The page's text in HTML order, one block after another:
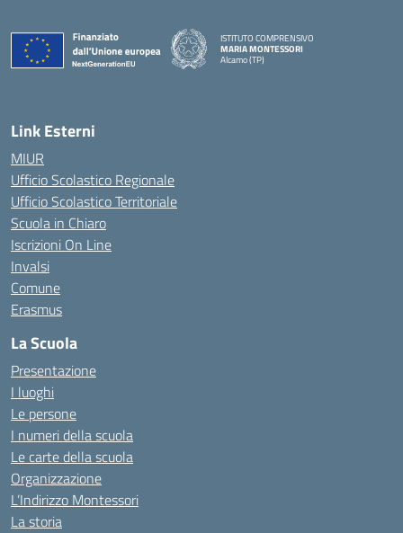
ISTITUTO COMPRENSIVO
MARIA MONTESSORI
Alcamo (TP)
Link Esterni
MIUR
Ufficio Scolastico Regionale
Ufficio Scolastico Territoriale
Scuola in Chiaro
Iscrizioni On Line
Invalsi
Comune
Erasmus
La Scuola
Presentazione
I luoghi
Le persone
I numeri della scuola
Le carte della scuola
Organizzazione
L’Indirizzo Montessori
La storia